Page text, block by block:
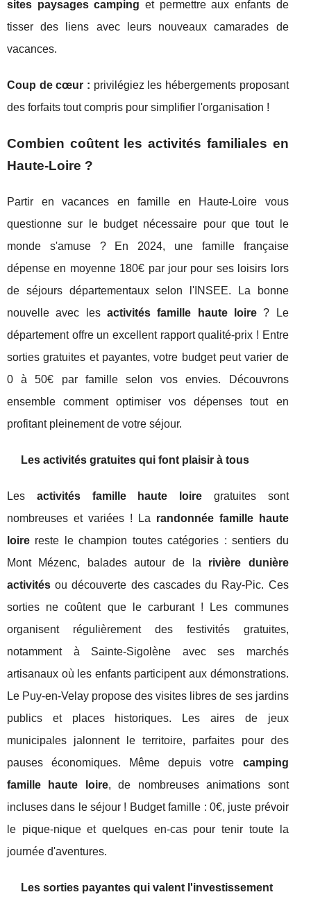
sites paysages camping et permettre aux enfants de
tisser des liens avec leurs nouveaux camarades de
vacances.
Coup de cœur : privilégiez les hébergements proposant
des forfaits tout compris pour simplifier l'organisation !
Combien coûtent les activités familiales en
Haute-Loire ?
Partir en vacances en famille en Haute-Loire vous
questionne sur le budget nécessaire pour que tout le
monde s'amuse ? En 2024, une famille française
dépense en moyenne 180€ par jour pour ses loisirs lors
de séjours départementaux selon l'INSEE. La bonne
nouvelle avec les activités famille haute loire? Le
département offre un excellent rapport qualité-prix ! Entre
sorties gratuites et payantes, votre budget peut varier de
0 à 50€ par famille selon vos envies. Découvrons
ensemble comment optimiser vos dépenses tout en
profitant pleinement de votre séjour.
Les activités gratuites qui font plaisir à tous
Les activités famille haute loire gratuites sont
nombreuses et variées ! La randonnée famille haute
loire reste le champion toutes catégories : sentiers du
Mont Mézenc, balades autour de la rivière dunière
activités ou découverte des cascades du Ray-Pic. Ces
sorties ne coûtent que le carburant ! Les communes
organisent régulièrement des festivités gratuites,
notamment à Sainte-Sigolène avec ses marchés
artisanaux où les enfants participent aux démonstrations.
Le Puy-en-Velay propose des visites libres de ses jardins
publics et places historiques. Les aires de jeux
municipales jalonnent le territoire, parfaites pour des
pauses économiques. Même depuis votre camping
famille haute loire, de nombreuses animations sont
incluses dans le séjour ! Budget famille : 0€, juste prévoir
le pique-nique et quelques en-cas pour tenir toute la
journée d'aventures.
Les sorties payantes qui valent l'investissement